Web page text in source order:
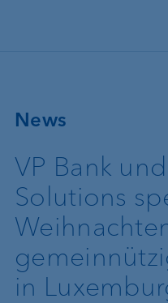
News
VP Bank
Solutions
in